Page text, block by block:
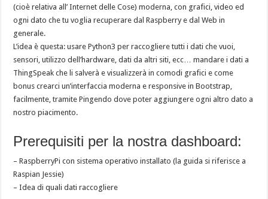
(cioè relativa all’ Internet delle Cose) moderna, con grafici, video ed
ogni dato che tu voglia recuperare dal Raspberry e dal Web in
generale.
L’idea è questa: usare Python3 per raccogliere tutti i dati che vuoi,
sensori, utilizzo dell’hardware, dati da altri siti, ecc… mandare i dati a
ThingSpeak che li salverà e visualizzerà in comodi grafici e come
bonus crearci un’interfaccia moderna e responsive in Bootstrap,
facilmente, tramite Pingendo dove poter aggiungere ogni altro dato a
nostro piacimento.
Prerequisiti per la nostra dashboard:
– RaspberryPi con sistema operativo installato (la guida si riferisce a
Raspian Jessie)
– Idea di quali dati raccogliere